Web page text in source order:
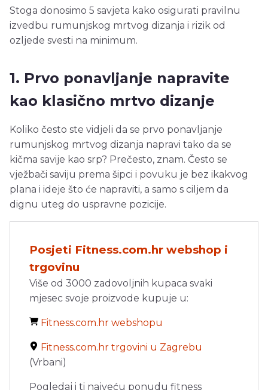
Stoga donosimo 5 savjeta kako osigurati pravilnu
izvedbu rumunjskog mrtvog dizanja i rizik od
ozljede svesti na minimum.
1. Prvo ponavljanje napravite
kao klasično mrtvo dizanje
Koliko često ste vidjeli da se prvo ponavljanje
rumunjskog mrtvog dizanja napravi tako da se
kičma savije kao srp? Prečesto, znam. Često se
vježbači saviju prema šipci i povuku je bez ikakvog
plana i ideje što će napraviti, a samo s ciljem da
dignu uteg do uspravne pozicije.
Posjeti Fitness.com.hr webshop i
trgovinu
Više od 3000 zadovoljnih kupaca svaki
mjesec svoje proizvode kupuje u:
Fitness.com.hr webshopu
Fitness.com.hr trgovini u Zagrebu
(Vrbani)
Pogledaj i ti najveću ponudu fitness